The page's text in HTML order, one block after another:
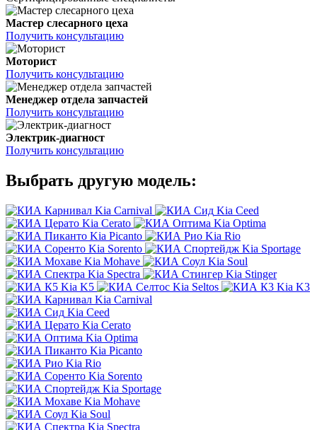
Мастер слесарного цеха
Получить консультацию
Моторист
Получить консультацию
Менеджер отдела запчастей
Получить консультацию
Электрик-диагност
Получить консультацию
Выбрать другую модель:
Kia Carnival
Kia Ceed
Kia Cerato
Kia Optima
Kia Picanto
Kia Rio
Kia Sorento
Kia Sportage
Kia Mohave
Kia Soul
Kia Spectra
Kia Stinger
Kia K5
Kia Seltos
Kia K3
Kia Carnival
Kia Ceed
Kia Cerato
Kia Optima
Kia Picanto
Kia Rio
Kia Sorento
Kia Sportage
Kia Mohave
Kia Soul
Kia Spectra